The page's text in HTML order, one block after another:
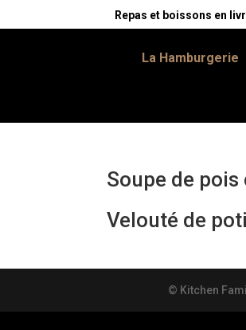
Repas et boissons en
La Hamburgerie
Soupe de
Velouté de
© Kitchen